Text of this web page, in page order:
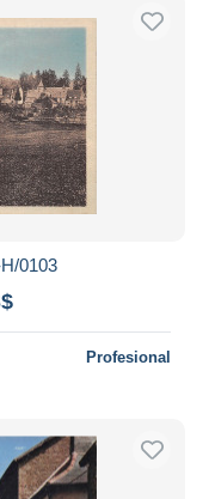
0103
Profesional